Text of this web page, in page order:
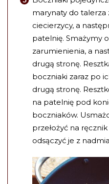
marynaty do talerza
ciecierzycy, a
patelnię. Smażymy
zarumienienia, a
drugą stronę.
boczniaki zaraz po
drugą stronę.
na patelnię pod
boczniaków.
przełożyć na
odsączyć je z